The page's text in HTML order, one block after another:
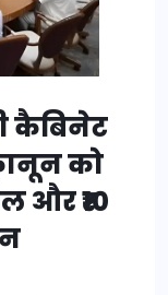
कैबिनेट
को
और ₹10